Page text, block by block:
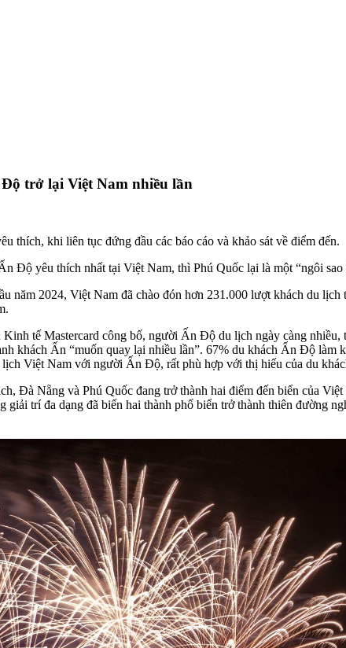
trở lại Việt Nam nhiều lần
thích, khi liên tục đứng đầu các báo cáo và khảo sát về điểm đến.
Độ yêu thích nhất tại Việt Nam, thì Phú Quốc lại là một “ngôi
năm 2024, Việt Nam đã chào đón hơn 231.000 lượt khách du
tế Mastercard công bố, người Ấn Độ du lịch ngày càng nhiều,
khách Ấn “muốn quay lại nhiều lần”. 67% du khách Ấn Độ làm
Việt Nam với người Ấn Độ, rất phù hợp với thị hiếu của du
Đà Nẵng và Phú Quốc đang trở thành hai điểm đến biển của
giải trí đa dạng đã biến hai thành phố biển trở thành thiên đường